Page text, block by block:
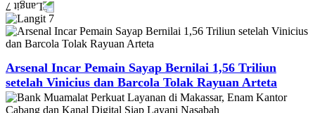
Arsenal Incar Pemain Sayap Bernilai 1,56 Triliun
setelah Vinicius dan Barcola Tolak Rayuan Arteta